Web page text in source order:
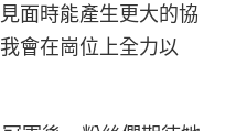
面時能產生更大的協
會在崗位上全力以